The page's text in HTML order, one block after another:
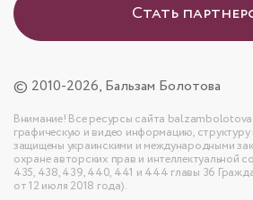
Стать
© 2010-2026, Бальзам Болотова
Внимание! Все ресурсы сайта
графическую и видео информацию,
защищены украинскими и международными
охране авторских прав и интеллектуальной
435, 438, 439, 440, 441 и 444 главы 36
от 12 июля 2018 года).